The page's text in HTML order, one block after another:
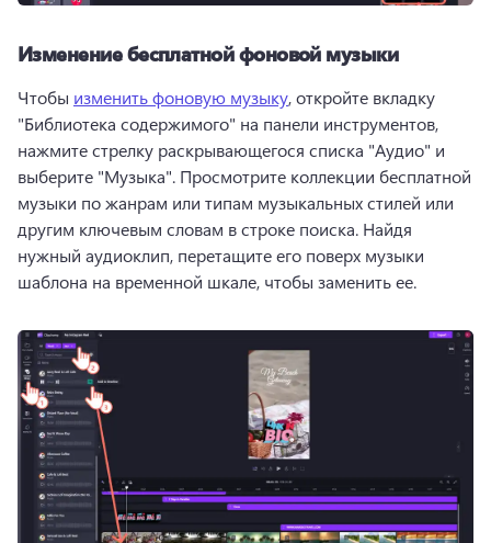
Изменение бесплатной фоновой музыки
Чтобы изменить фоновую музыку, откройте вкладку
"Библиотека содержимого" на панели инструментов,
нажмите стрелку раскрывающегося списка "Аудио" и
выберите "Музыка". Просмотрите коллекции бесплатной
музыки по жанрам или типам музыкальных стилей или
другим ключевым словам в строке поиска. Найдя
нужный аудиоклип, перетащите его поверх музыки
шаблона на временной шкале, чтобы заменить ее.